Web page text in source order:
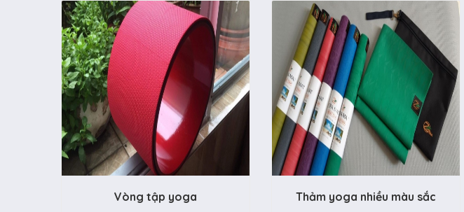
Vòng tập yoga Thảm yoga nhiều màu sắc